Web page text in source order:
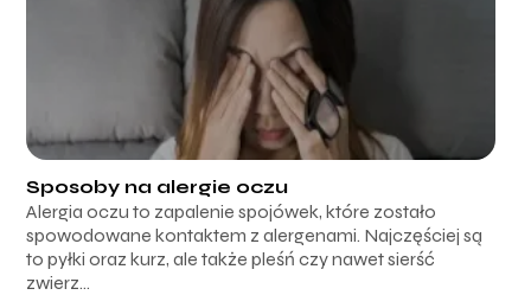
Sposoby na alergie oczu
Alergia oczu to zapalenie spojówek, które zostało
spowodowane kontaktem z alergenami. Najczęściej są
to pyłki oraz kurz, ale także pleśń czy nawet sierść
zwierz...